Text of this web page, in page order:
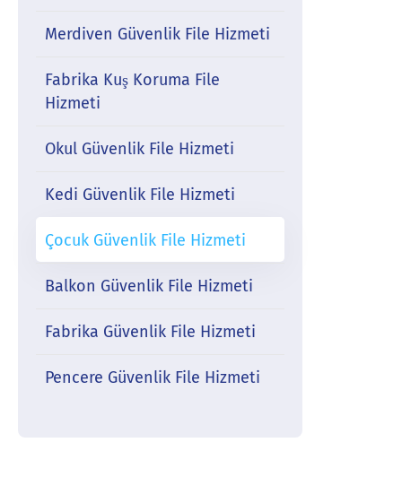
Merdiven Güvenlik File Hizmeti
Fabrika Kuş Koruma File
Hizmeti
Okul Güvenlik File Hizmeti
Kedi Güvenlik File Hizmeti
Çocuk Güvenlik File Hizmeti
Balkon Güvenlik File Hizmeti
Fabrika Güvenlik File Hizmeti
Pencere Güvenlik File Hizmeti